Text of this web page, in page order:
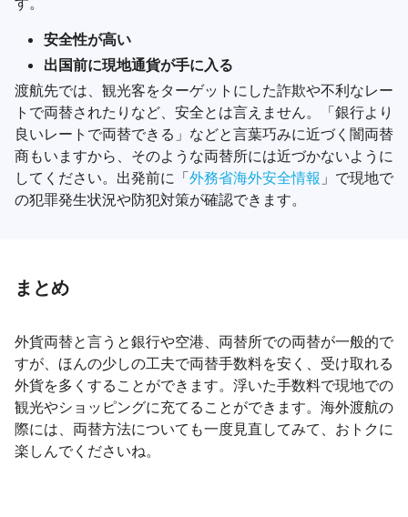
安全性が高い
出国前に現地通貨が手に入る
渡航先では、観光客をターゲットにした詐欺や不利なレー
トで両替されたりなど、安全とは言えません。「銀行より
良いレートで両替できる」などと言葉巧みに近づく闇両替
商もいますから、そのような両替所には近づかないように
してください。出発前に「外務省海外安全情報 」で現地で
の犯罪発生状況や防犯対策が確認できます。
まとめ
外貨両替と言うと銀行や空港、両替所での両替が一般的で
すが、ほんの少しの工夫で両替手数料を安く、受け取れる
外貨を多くすることができます。浮いた手数料で現地での
観光やショッピングに充てることができます。海外渡航の
際には、両替方法についても一度見直してみて、おトクに
楽しんでくださいね。